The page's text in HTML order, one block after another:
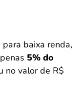
baixa renda,
5% do
no valor de R$